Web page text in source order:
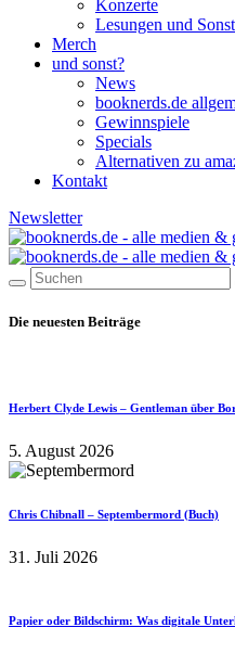
Konzerte
Lesungen und
Merch
und sonst?
News
booknerds.de
Gewinnspiele
Specials
Alternativen zu
Kontakt
Newsletter
Die neuesten Beiträge
Herbert Clyde Lewis – Gentleman über
5. August 2026
Chris Chibnall – Septembermord (Buch)
31. Juli 2026
Papier oder Bildschirm: Was digitale